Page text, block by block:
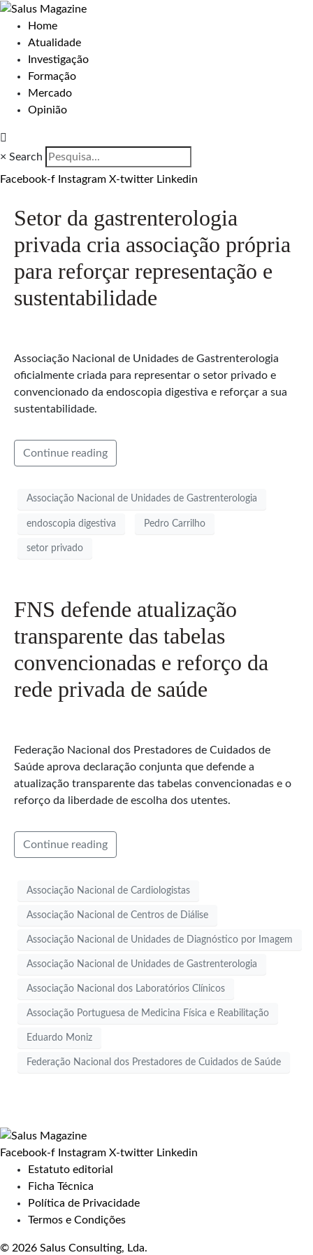
Home
Atualidade
Investigação
Formação
Mercado
Opinião
× Search
Facebook-f Instagram X-twitter Linkedin
Setor da gastrenterologia
privada cria associação própria
para reforçar representação e
sustentabilidade
Associação Nacional de Unidades de Gastrenterologia
oficialmente criada para representar o setor privado e
convencionado da endoscopia digestiva e reforçar a sua
sustentabilidade.
Continue reading
Associação Nacional de Unidades de Gastrenterologia
endoscopia digestiva Pedro Carrilho
setor privado
FNS defende atualização
transparente das tabelas
convencionadas e reforço da
rede privada de saúde
Federação Nacional dos Prestadores de Cuidados de
Saúde aprova declaração conjunta que defende a
atualização transparente das tabelas convencionadas e o
reforço da liberdade de escolha dos utentes.
Continue reading
Associação Nacional de Cardiologistas
Associação Nacional de Centros de Diálise
Associação Nacional de Unidades de Diagnóstico por Imagem
Associação Nacional de Unidades de Gastrenterologia
Associação Nacional dos Laboratórios Clínicos
Associação Portuguesa de Medicina Física e Reabilitação
Eduardo Moniz
Federação Nacional dos Prestadores de Cuidados de Saúde
Facebook-f Instagram X-twitter Linkedin
Estatuto editorial
Ficha Técnica
Política de Privacidade
Termos e Condições
© 2026 Salus Consulting, Lda.